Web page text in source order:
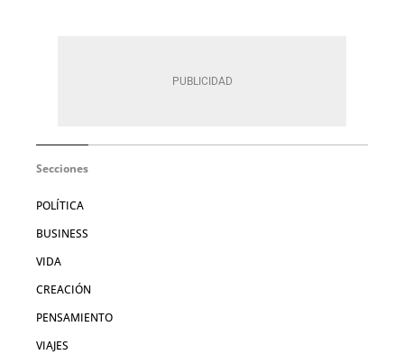
Secciones
POLÍTICA
BUSINESS
VIDA
CREACIÓN
PENSAMIENTO
VIAJES